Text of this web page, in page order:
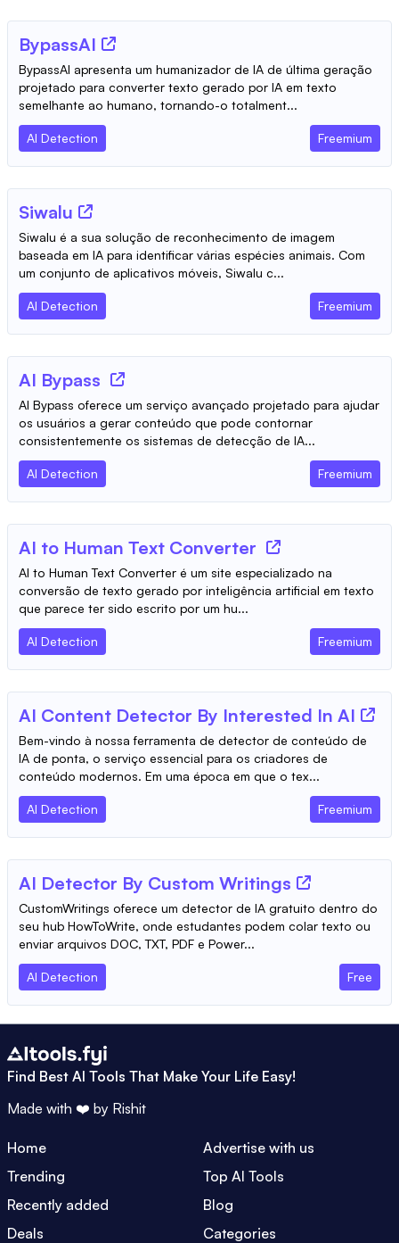
BypassAI
BypassAI apresenta um humanizador de IA de última geração
projetado para converter texto gerado por IA em texto
semelhante ao humano, tornando-o totalment...
AI Detection Freemium
Siwalu
Siwalu é a sua solução de reconhecimento de imagem
baseada em IA para identificar várias espécies animais. Com
um conjunto de aplicativos móveis, Siwalu c...
AI Detection Freemium
AI Bypass
AI Bypass oferece um serviço avançado projetado para ajudar
os usuários a gerar conteúdo que pode contornar
consistentemente os sistemas de detecção de IA...
AI Detection Freemium
AI to Human Text Converter
AI to Human Text Converter é um site especializado na
conversão de texto gerado por inteligência artificial em texto
que parece ter sido escrito por um hu...
AI Detection Freemium
AI Content Detector By Interested In AI
Bem-vindo à nossa ferramenta de detector de conteúdo de
IA de ponta, o serviço essencial para os criadores de
conteúdo modernos. Em uma época em que o tex...
AI Detection Freemium
AI Detector By Custom Writings
CustomWritings oferece um detector de IA gratuito dentro do
seu hub HowToWrite, onde estudantes podem colar texto ou
enviar arquivos DOC, TXT, PDF e Power...
AI Detection Free
Find Best AI Tools That Make Your Life Easy!
Made with ❤️ by Rishit
Home
Advertise with us
Trending
Top AI Tools
Recently added
Blog
Deals
Categories